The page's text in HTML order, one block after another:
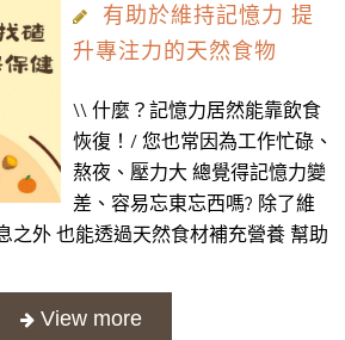
有助於維持記憶力 提
升專注力的天然食物
\\ 什麼？記憶力居然能靠飲食
恢復！/ 您也常因為工作忙碌、
熬夜、壓力大 總覺得記憶力變
差、容易忘東忘西嗎? 除了維
之外 也能透過天然食材補充營養 幫助